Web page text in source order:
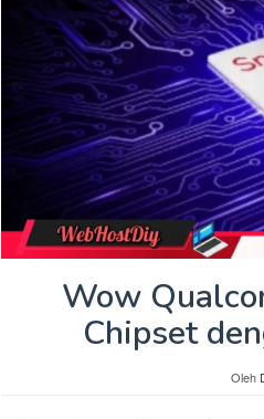
Wow
Chipset
Oleh